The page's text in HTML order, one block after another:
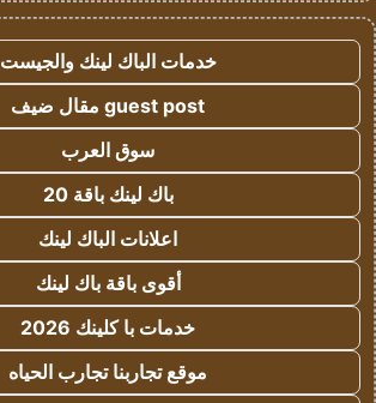
خدمات الباك لينك والجيست
guest post مقال ضيف
سوق العرب
باك لينك باقة 20
اعلانات الباك لينك
أقوى باقة باك لينك
خدمات با كلينك 2026
موقع تجاربنا تجارب الحياه